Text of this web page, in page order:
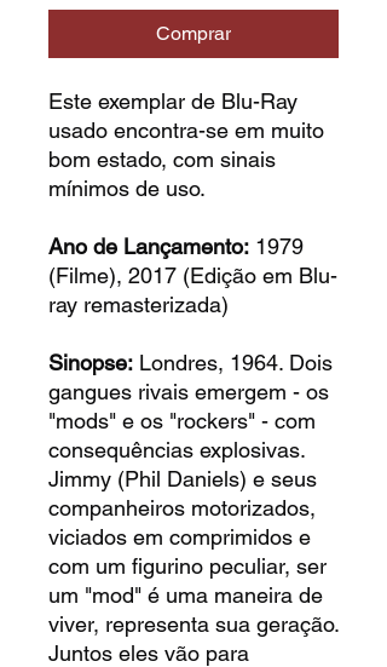
Comprar
Este exemplar de Blu-Ray
usado encontra-se em muito
bom estado, com sinais
mínimos de uso.
Ano de Lançamento: 1979
(Filme), 2017 (Edição em Blu-
ray remasterizada)
Sinopse: Londres, 1964. Dois
gangues rivais emergem - os
"mods" e os "rockers" - com
consequências explosivas.
Jimmy (Phil Daniels) e seus
companheiros motorizados,
viciados em comprimidos e
com um figurino peculiar, ser
um "mod" é uma maneira de
viver, representa sua geração.
Juntos eles vão para